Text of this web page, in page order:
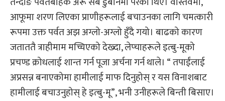
आफूमा शरण लिएका प्राणीहरूलाई बचाउनका लागि चमत्कारी
रूपमा उक्त पर्वत अझ अग्लो-अग्लो हुँदै गयो। बाढको कारण
जताततै त्राहीमाम मच्चिएको देख्दा, लेप्चाहरूले इत्बु-मूको
प्रचण्ड क्रोधलाई शान्त गर्न पूजा अर्चना गर्न थाले। “ तपाईंलाई
अप्रसन्न बनाएकोमा हामीलाई माफ दिनुहोस् र यस विनाशबाट
हामीलाई बचाउनुहोस् हे इत्बु-मू”, भनी उनीहरूले बिन्ती बिसाए।